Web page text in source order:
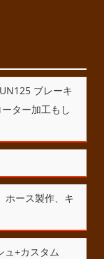
ブレーキ
ター加工もし
ホース製作、キ
+カスタム